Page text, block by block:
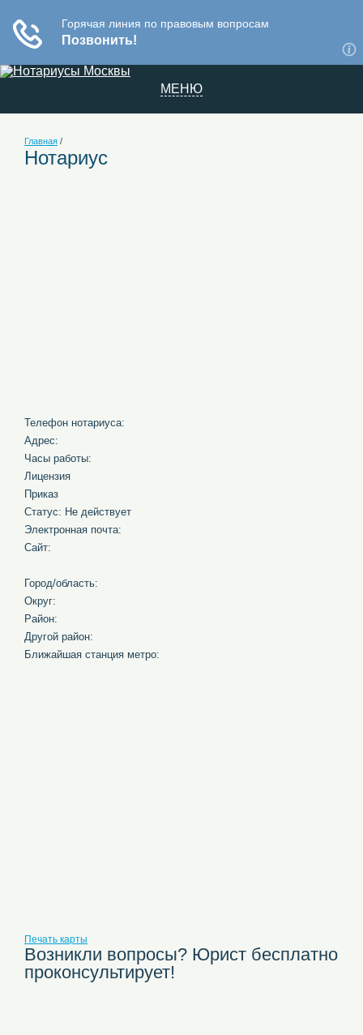
МЕНЮ
Главная /
Нотариус
Телефон нотариуса:
Адрес:
Часы работы:
Лицензия
Приказ
Статус: Не действует
Электронная почта:
Сайт:
Город/область:
Округ:
Район:
Другой район:
Ближайшая станция метро:
Печать карты
Возникли вопросы? Юрист бесплатно
проконсультирует!